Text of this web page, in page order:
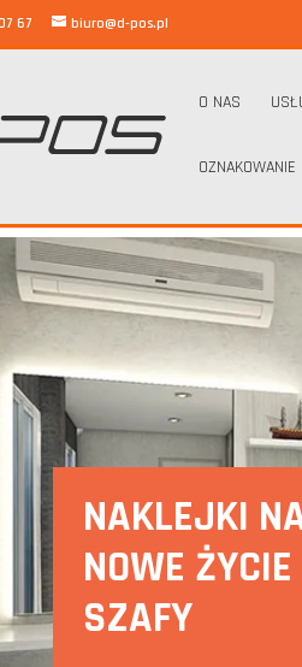
67 biuro@d-pos.pl
O NAS
NAKLEJKI
NOWE
SZAFY